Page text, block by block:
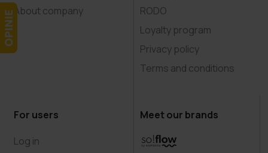
About company
RODO
Loyalty program
Privacy policy
Terms and conditions
For users
Log in
Meet our brands